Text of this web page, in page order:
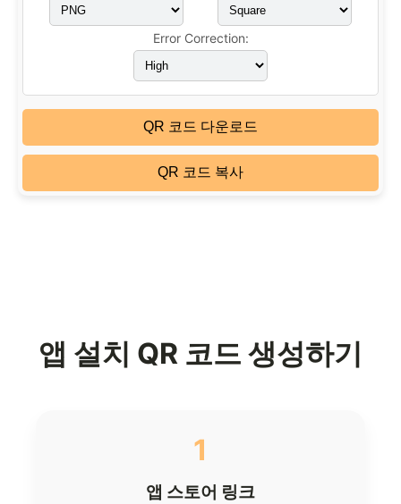
Error Correction:
QR 코드 다운로드
QR 코드 복사
앱 설치 QR 코드 생성하기
1
앱 스토어 링크